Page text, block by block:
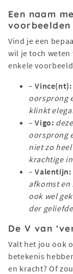
Een naam
voorbeelden
Vind je een
wil je toch weten
enkele
–Vince(nt):
oorsprong
klinkt
–Vigo:
oorsprong
niet zo
krachtige
–Valentijn:
afkomst en
ook wel
der
De V van
Valt het jou ook
betekenis
en kracht? Of